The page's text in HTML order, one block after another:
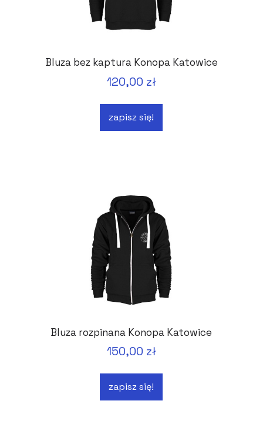
Bluza bez kaptura Konopa Katowice
120,00 zł
zapisz się!
Bluza rozpinana Konopa Katowice
150,00 zł
zapisz się!